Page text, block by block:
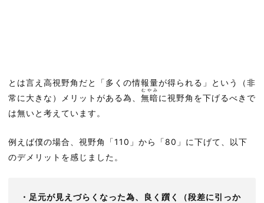
とは言え高視野角だと「多くの情報量が得られる」という（非
常に大きな）メリットがある為、 無暗
むやみ
に視野角を下げるべきで
は無いと考えています。
例えば僕の場合、視野角「110」から「80」に下げて、以下
のデメリットを感じました。
・足元が見えづらくなった為、良く躓く（段差に引っか